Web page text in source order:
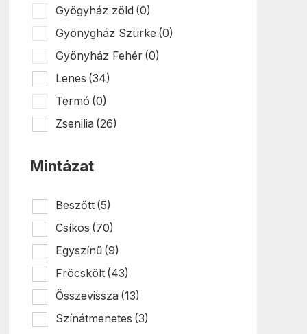
Gyögyház zöld (0)
Gyönygház Szürke (0)
Gyönyház Fehér (0)
Lenes (34)
Termó (0)
Zsenilia (26)
Mintázat
Beszőtt (5)
Csíkos (70)
Egyszínű (9)
Fröcskölt (43)
Összevissza (13)
Színátmenetes (3)